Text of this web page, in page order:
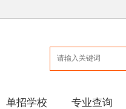
单招学校 专业查询